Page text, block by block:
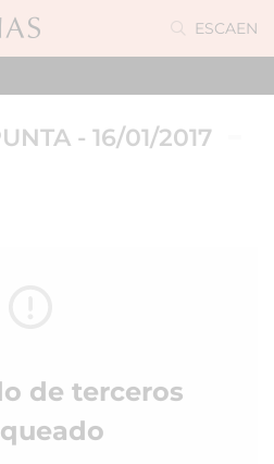
ESCAEN
- 16/01/2017
de terceros